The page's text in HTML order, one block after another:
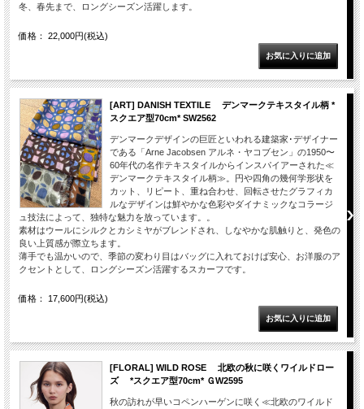
冬、春先まで、ロングシーズン活躍します。
価格： 22,000円(税込)
[ART] DANISH TEXTILE デンマークテキスタイル柄 *
スクエア型70cm* SW2562
デンマークデザインの巨匠といわれる建築家･デザイナー
である「Arne Jacobsen アルネ・ヤコブセン」の1950〜
60年代の名作テキスタイルからインスパイアーされた≪
デンマークテキスタイル柄≫。円や四角の幾何学形状を
カット、リピート、重ね合わせ、回転させたグラフィカ
ルなデザインは鮮やかな色彩やダイナミックなコラージ
ュ技法によって、独特な魅力を放っています。。
素材はウールにシルクとカシミヤがブレンドされ、しなやかな肌触りと、発色の
良い上質感が際立ちます。
薄手でも温かいので、季節の変わり目はバッグに入れておけば安心、お洋服のア
クセントとして、ロングシーズン活躍するスカーフです。
価格： 17,600円(税込)
[FLORAL] WILD ROSE 北欧の秋に咲くワイルドロー
ズ *スクエア型70cm* ＧW2595
秋の訪れが早いコペンハーゲンに咲く≪北欧のワイルド